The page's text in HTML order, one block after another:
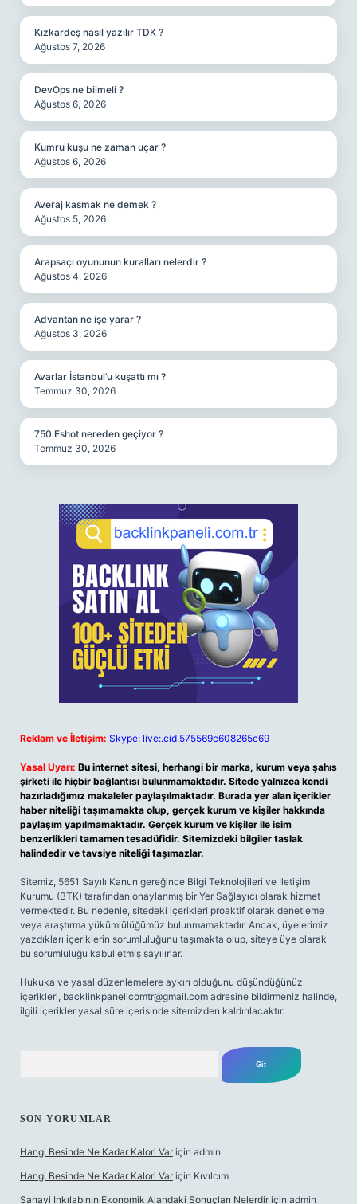
Kızkardeş nasıl yazılır TDK ?
Ağustos 7, 2026
DevOps ne bilmeli ?
Ağustos 6, 2026
Kumru kuşu ne zaman uçar ?
Ağustos 6, 2026
Averaj kasmak ne demek ?
Ağustos 5, 2026
Arapsaçı oyununun kuralları nelerdir ?
Ağustos 4, 2026
Advantan ne işe yarar ?
Ağustos 3, 2026
Avarlar İstanbul’u kuşattı mı ?
Temmuz 30, 2026
750 Eshot nereden geçiyor ?
Temmuz 30, 2026
Reklam ve İletişim: Skype: live:.cid.575569c608265c69
Yasal Uyarı: Bu internet sitesi, herhangi bir marka, kurum veya şahıs
şirketi ile hiçbir bağlantısı bulunmamaktadır. Sitede yalnızca kendi
hazırladığımız makaleler paylaşılmaktadır. Burada yer alan içerikler
haber niteliği taşımamakta olup, gerçek kurum ve kişiler hakkında
paylaşım yapılmamaktadır. Gerçek kurum ve kişiler ile isim
benzerlikleri tamamen tesadüfidir. Sitemizdeki bilgiler taslak
halindedir ve tavsiye niteliği taşımazlar.
Sitemiz, 5651 Sayılı Kanun gereğince Bilgi Teknolojileri ve İletişim
Kurumu (BTK) tarafından onaylanmış bir Yer Sağlayıcı olarak hizmet
vermektedir. Bu nedenle, sitedeki içerikleri proaktif olarak denetleme
veya araştırma yükümlülüğümüz bulunmamaktadır. Ancak, üyelerimiz
yazdıkları içeriklerin sorumluluğunu taşımakta olup, siteye üye olarak
bu sorumluluğu kabul etmiş sayılırlar.
Hukuka ve yasal düzenlemelere aykırı olduğunu düşündüğünüz
içerikleri, backlinkpanelicomtr@gmail.com adresine bildirmeniz halinde,
ilgili içerikler yasal süre içerisinde sitemizden kaldırılacaktır.
SON YORUMLAR
Hangi Besinde Ne Kadar Kalori Var için admin
Hangi Besinde Ne Kadar Kalori Var için Kıvılcım
Sanayi Inkılabının Ekonomik Alandaki Sonuçları Nelerdir için admin